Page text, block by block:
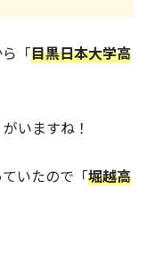
「目黒日本大学高
がいますね！
ていたので「堀越高